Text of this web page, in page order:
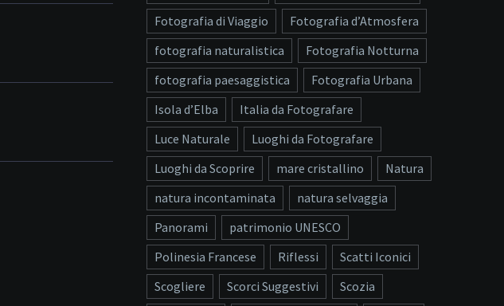
Fotografia di Viaggio
Fotografia d’Atmosfera
fotografia naturalistica
Fotografia Notturna
fotografia paesaggistica
Fotografia Urbana
Isola d’Elba
Italia da Fotografare
Luce Naturale
Luoghi da Fotografare
Luoghi da Scoprire
mare cristallino
Natura
natura incontaminata
natura selvaggia
Panorami
patrimonio UNESCO
Polinesia Francese
Riflessi
Scatti Iconici
Scogliere
Scorci Suggestivi
Scozia